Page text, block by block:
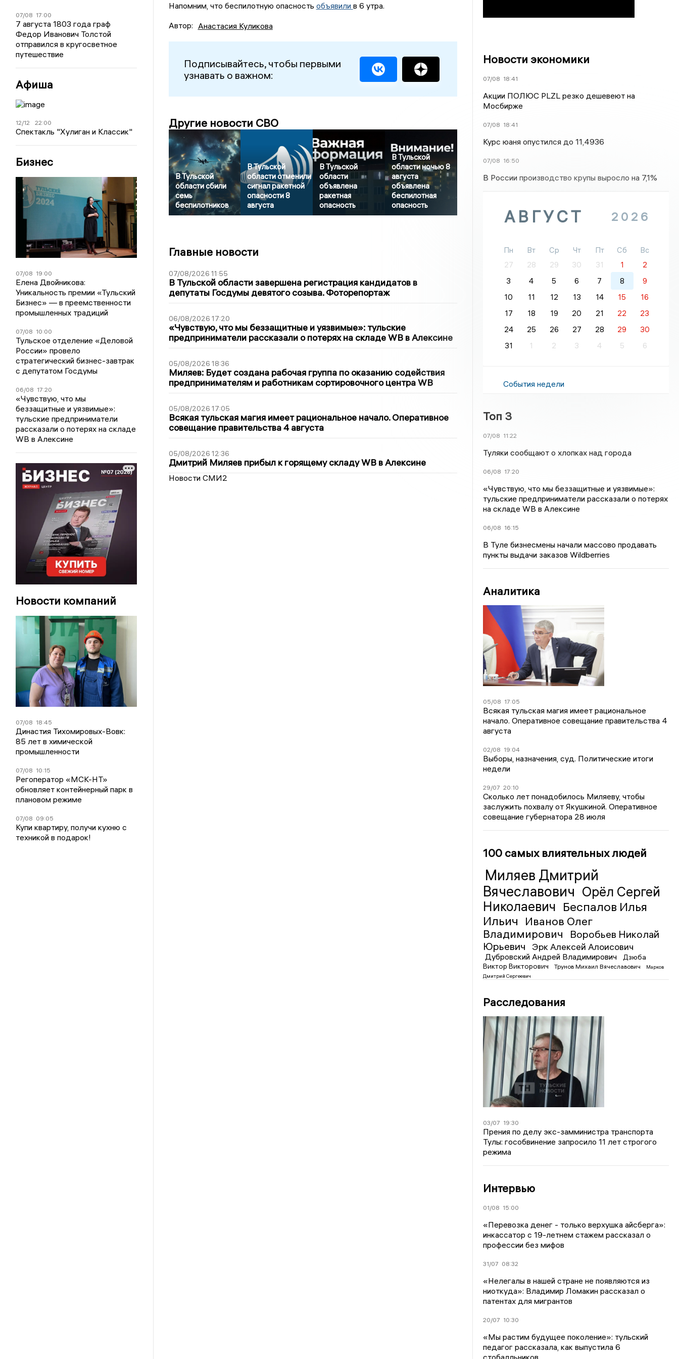
07/08 17:00
7 августа 1803 года граф
Федор Иванович Толстой
отправился в кругосветное
путешествие
Афиша
12/12 22:00
Спектакль "Хулиган и Классик"
Бизнес
07/08 19:00
Елена Двойникова:
Уникальность премии «Тульский
Бизнес» — в преемственности
промышленных традиций
07/08 10:00
Тульское отделение «Деловой
России» провело
стратегический бизнес-завтрак
с депутатом Госдумы
06/08 17:20
«Чувствую, что мы
беззащитные и уязвимые»:
тульские предприниматели
рассказали о потерях на складе
WB в Алексине
Новости компаний
07/08 18:45
Династия Тихомировых-Вовк:
85 лет в химической
промышленности
07/08 10:15
Регоператор «МСК-НТ»
обновляет контейнерный парк в
плановом режиме
07/08 09:05
Купи квартиру, получи кухню с
техникой в подарок!
Напомним, что беспилотную опасность объявили в 6 утра.
Автор: Анастасия Куликова
Подписывайтесь, чтобы первыми
узнавать о важном:
Другие новости СВО
В Тульской
области сбили
семь
беспилотников
В Тульской
области отменили
сигнал ракетной
опасности 8
августа
В Тульской
области
объявлена
ракетная
опасность
В Тульской
области ночью 8
августа
объявлена
беспилотная
опасность
Главные новости
07/08/2026 11:55
В Тульской области завершена регистрация кандидатов в
депутаты Госдумы девятого созыва. Фоторепортаж
06/08/2026 17:20
«Чувствую, что мы беззащитные и уязвимые»: тульские
предприниматели рассказали о потерях на складе WB в Алексине
05/08/2026 18:36
Миляев: Будет создана рабочая группа по оказанию содействия
предпринимателям и работникам сортировочного центра WB
05/08/2026 17:05
Всякая тульская магия имеет рациональное начало. Оперативное
совещание правительства 4 августа
05/08/2026 12:36
Дмитрий Миляев прибыл к горящему складу WB в Алексине
Новости СМИ2
Новости экономики
07/08 18:41
Акции ПОЛЮС PLZL резко дешевеют на
Мосбирже
07/08 18:41
Курс юаня опустился до 11,4936
07/08 16:50
В России производство крупы выросло на 7,1%
АВГУСТ 2026
Пн Вт Ср Чт Пт Сб
Вс
27
28 29 30 31 1
2
3
4 5 6 7 8
9
10
11 12 13 14 15
16
17
18 19 20 21 22
23
24
25 26 27 28 29
30
31
1 2 3 4 5 6
События недели
Топ 3
07/08 11:22
Туляки сообщают о хлопках над города
06/08 17:20
«Чувствую, что мы беззащитные и уязвимые»:
тульские предприниматели рассказали о потерях
на складе WB в Алексине
06/08 16:15
В Туле бизнесмены начали массово продавать
пункты выдачи заказов Wildberries
Аналитика
05/08 17:05
Всякая тульская магия имеет рациональное
начало. Оперативное совещание правительства 4
августа
02/08 19:04
Выборы, назначения, суд. Политические итоги
недели
29/07 20:10
Сколько лет понадобилось Миляеву, чтобы
заслужить похвалу от Якушкиной. Оперативное
совещание губернатора 28 июля
100 самых влиятельных людей
Миляев Дмитрий
Вячеславович Орёл Сергей
Николаевич Беспалов Илья
Ильич
Иванов Олег
Владимирович
Воробьев Николай
Юрьевич
Эрк Алексей Алоисович
Дубровский Андрей Владимирович
Дзюба
Виктор Викторович
Трунов Михаил Вячеславович
Марков
Дмитрий Сергеевич
Расследования
03/07 19:30
Прения по делу экс-замминистра транспорта
Тулы: гособвинение запросило 11 лет строгого
режима
Интервью
01/08 15:00
«Перевозка денег - только верхушка айсберга»:
инкассатор с 19-летнем стажем рассказал о
профессии без мифов
31/07 08:32
«Нелегалы в нашей стране не появляются из
ниоткуда»: Владимир Ломакин рассказал о
патентах для мигрантов
20/07 10:30
«Мы растим будущее поколение»: тульский
педагог рассказала, как выпустила 6
стобалльников